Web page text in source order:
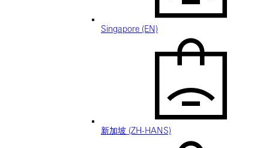
Singapore (EN)
新加坡 (ZH-HANS)